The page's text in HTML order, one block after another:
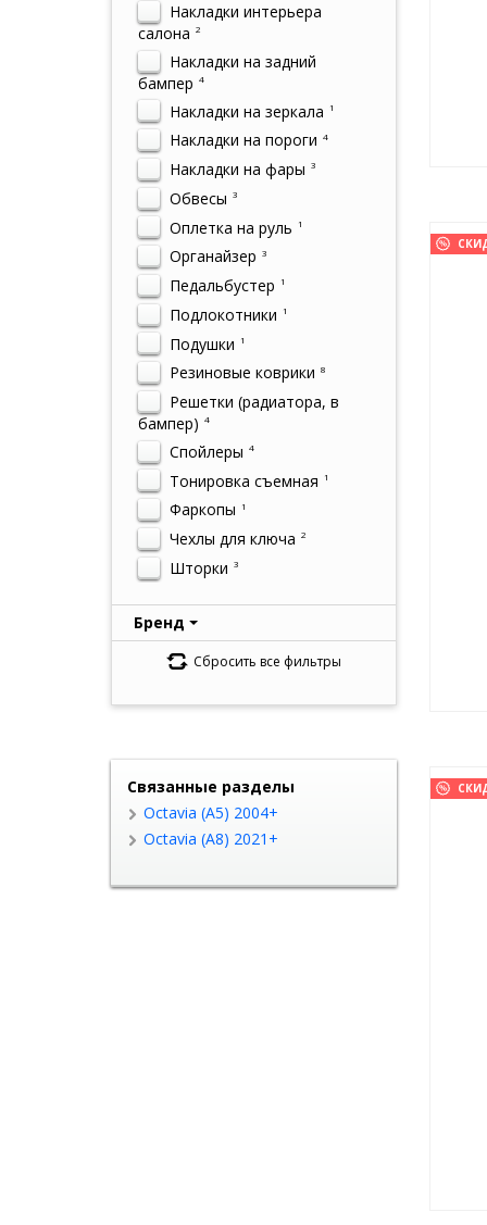
Накладки интерьера
салона 2
Накладки на задний
бампер 4
Накладки на зеркала 1
Накладки на пороги 4
Накладки на фары 3
Обвесы 3
Оплетка на руль 1
Органайзер 3
Педальбустер 1
Подлокотники 1
Подушки 1
Резиновые коврики 8
Решетки (радиатора, в
бампер) 4
Спойлеры 4
Тонировка съемная 1
Фаркопы 1
Чехлы для ключа 2
Шторки 3
Бренд
Сбросить все фильтры
Связанные разделы
Octavia (A5) 2004+
Octavia (A8) 2021+